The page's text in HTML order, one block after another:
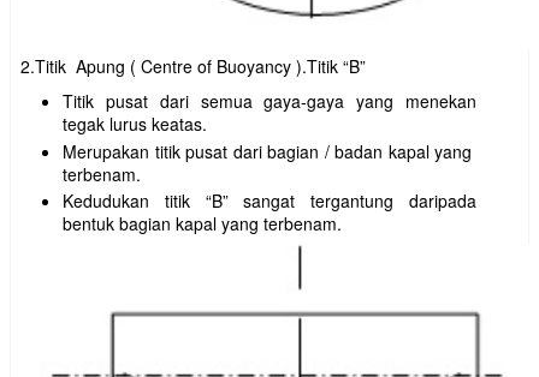
2.Titik Apung ( Centre of Buoyancy ).Titik “B”
Titik pusat dari semua gaya-gaya yang menekan
tegak lurus keatas.
Merupakan titik pusat dari bagian / badan kapal yang
terbenam.
Kedudukan titik “B” sangat tergantung daripada
bentuk bagian kapal yang terbenam.